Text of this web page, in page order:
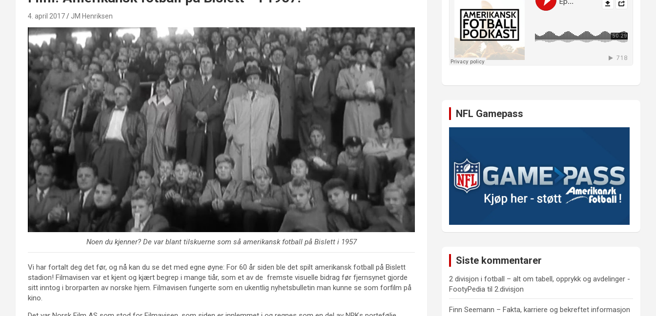
4. april 2017 JM Henriksen
Noen du kjenner? De var blant tilskuerne som så amerikansk fotball på Bislett i 1957
Vi har fortalt deg det før, og nå kan du se det med egne øyne: For 60 år siden ble det spilt amerikansk fotball på Bislett
stadion! Filmavisen var et kjent og kjært begrep i mange tiår, som et av de fremste visuelle bidrag før fjernsynet gjorde
sitt inntog i brorparten av norske hjem. Filmavisen fungerte som en ukentlig nyhetsbulletin man kunne se som forfilm på
kino.
NFL Gamepass
Siste kommentarer
2 divisjon i fotball – alt om tabell, opprykk og avdelinger -
FootyPedia til2.divisjon
Finn Seemann – Fakta, karriere og bekreftet informasjon